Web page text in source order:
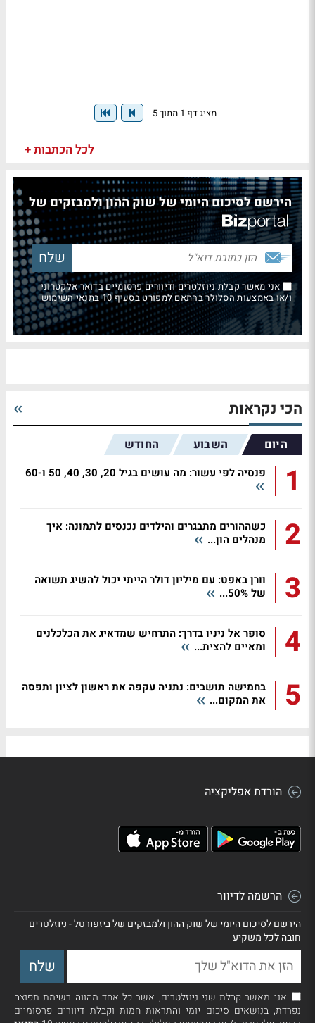
מציג דף 1 מתוך 5
לכל הכתבות +
הירשם לסיכום היומי של שוק ההון ולמבזקים של
אני מאשר קבלת ניוזלטרים ודיוורים פרסומיים בדואר אלקטרוני
ו/או באמצעות הסלולר בהתאם למפורט בסעיף 10 בתנאי השימוש
הכי נקראות
היום השבוע החודש
1 פנסיה לפי עשור: מה עושים בגיל 20, 30, 40, 50 ו-60
2
כשההורים מתבגרים והילדים נכנסים לתמונה: איך
מנהלים הון...
3
וורן באפט: עם מיליון דולר הייתי יכול להשיג תשואה
של 50%...
4
סופר אל ניניו בדרך: התרחיש שמדאיג את הכלכלנים
ומאיים להצית...
5
בחמישה תושבים: נתניה עקפה את ראשון לציון ותפסה
את המקום...
הורדת אפליקציה
הרשמה לדיוור
הירשם לסיכום היומי של שוק ההון ולמבזקים של ביזפורטל - ניוזלטרים
חובה לכל משקיע
אני מאשר קבלת שני ניוזלטרים, אשר כל אחד מהווה רשימת תפוצה
נפרדת, בנושאים סיכום יומי והתראות חמות וקבלת דיוורים פרסומיים